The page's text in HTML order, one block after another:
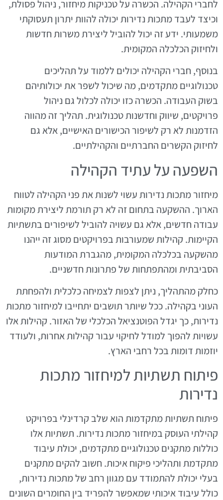
לחברי הקהילה. הכשרה על טכניקות מיחזור, ניהול פסולת,
וכיצד לעבד מתכות נדירות יכולה להוות יתרון תעסוקתי
משמעותי. ידע זה יכול להוביל ליצירת משרות חדשות
ולחיזוק הכלכלה המקומית.
בנוסף, חברי הקהילה יכולים ללמוד על תהליכים
טכנולוגיים מתקדמים, מה שיכול לשפר את יכולותיהם
בשוק העבודה. הכשרה כזו יכולה לכלול גם ניהול
פרויקטים, שיווק וחדשנות טכנולוגית. תהליך זה מהווה
הזדמנות לא רק לשיפור הכישורים האישיים, אלא גם
לחיזוק הקשרים החברתיים והקהילתיים.
השפעה על עתיד הקהילה
מיחזור מתכות נדירות עשוי לשנות את פני הקהילה לטווח
הארוך. ההשקעה בתחום זה לא רק תורמת ליצירת מקומות
עבודה חדשים, אלא גם עשויה להוביל לשיפורים בתשתיות
הקיימות. קהילות שמעורבות בפרויקטים מסוג זה ייהנו
מהשקעה בכלכלה המקומית, מהגברת המודעות
הסביבתית ומהתפתחות של פתרונות חדשניים.
כחלק מהתהליך, ניתן לצפות לצמיחה כלכלית ולהפחתת
העוני בקהילה. ככל שיותר תושבים יתחייבו למיחזור מתכות
נדירות, כך יגדל הפוטנציאל הכלכלי של האזור. קהילות אלו
עשויות להפוך למודל לחיקוי עבור קהילות אחרות, ולעודד
יוזמות דומות בכל רחבי הארץ.
פיתוח תשתיות למיחזור מתכות
נדירות
פיתוח תשתיות מתקדמות הוא שלב קרדינלי בפרויקט
קהילתי העוסק במיחזור מתכות נדירות. תשתיות אלו
כוללות מתקנים טכנולוגיים מתקדמים, יכולת עיבוד
מתקדמת ותהליכי פיקוח איכות. חשוב להקים מתקנים
בעלי יכולת להתמודד עם מגוון רחב של מתכות נדירות,
כולל עיבוד איכותי שמאפשר להפריד בין החומרים השונים